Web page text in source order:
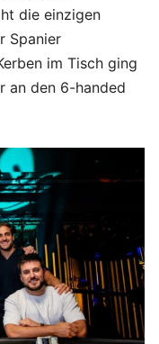
die einzigen
Spanier
im Tisch ging
an den 6-handed